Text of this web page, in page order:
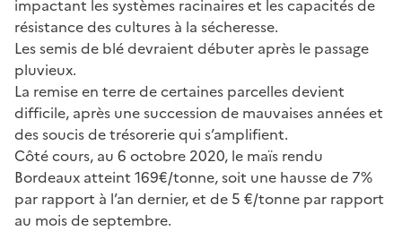
impactant les systèmes racinaires et les capacités de
résistance des cultures à la sécheresse.
Les semis de blé devraient débuter après le passage
pluvieux.
La remise en terre de certaines parcelles devient
difficile, après une succession de mauvaises années et
des soucis de trésorerie qui s’amplifient.
Côté cours, au 6 octobre 2020, le maïs rendu
Bordeaux atteint 169€/tonne, soit une hausse de 7%
par rapport à l’an dernier, et de 5 €/tonne par rapport
au mois de septembre.